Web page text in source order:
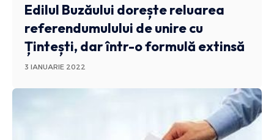
Edilul Buzăului dorește reluarea
referendumulului de unire cu
Țintești, dar într-o formulă extinsă
3 IANUARIE 2022